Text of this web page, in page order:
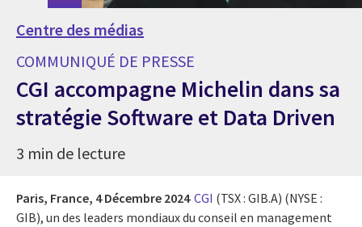
Centre des médias
COMMUNIQUÉ DE PRESSE
CGI accompagne Michelin dans sa
stratégie Software et Data Driven
3 min de lecture
Paris, France, 4 Décembre 2024 CGI (TSX : GIB.A) (NYSE :
GIB), un des leaders mondiaux du conseil en management